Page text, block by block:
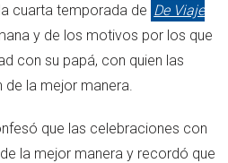
cuarta temporada de De Viaje
y de los motivos por los que
con su papá, con quien las
la mejor manera.
que las celebraciones con
la mejor manera y recordó que